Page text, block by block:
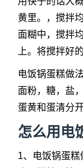
黄里。，搅拌
面糊中，搅拌
上。将搅拌好
电饭锅蛋糕做
面粉，糖，盐
蛋黄和蛋清分开
怎么用电
1、电饭锅蛋